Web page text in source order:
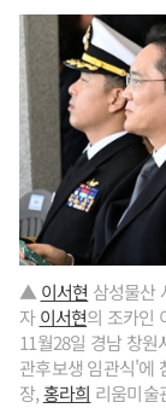
▲이서현 삼성물산
자이서현의 조카인
11월28일 경남 창
관후보생 임관식'에
장,홍라희 리움미술